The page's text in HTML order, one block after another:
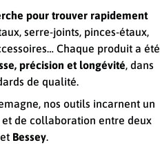
pour trouver rapidement
serre-joints, pinces-étaux,
Chaque produit a été
précision et longévité, dans
de qualité.
nos outils incarnent un
de collaboration entre deux
et Bessey.